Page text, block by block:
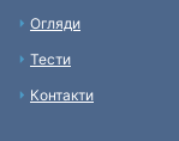
Огляди
Тести
Контакти